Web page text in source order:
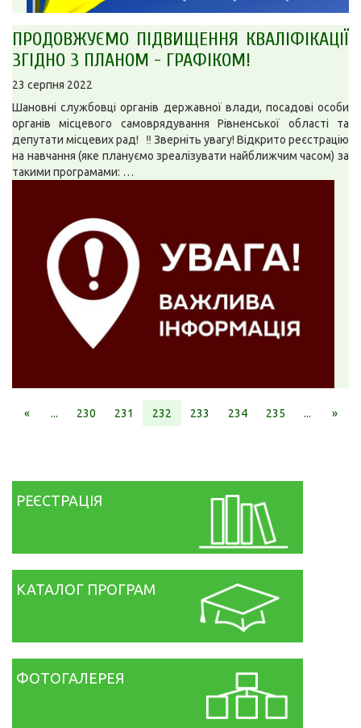
ПРОДОВЖУЄМО ПІДВИЩЕННЯ КВАЛІФІКАЦІЇ
ЗГІДНО З ПЛАНОМ - ГРАФІКОМ!
23 серпня 2022
Шановні службовці органів державної влади, посадові особи
органів місцевого самоврядування Рівненської області та
депутати місцевих рад! ‼️ Зверніть увагу! Відкрито реєстрацію
на навчання (яке плануємо зреалізувати найближчим часом) за
такими програмами: …
« ... 230 231 232 233 234 235 ... »
РЕЄСТРАЦІЯ
КАТАЛОГ ПРОГРАМ
ФОТОГАЛЕРЕЯ